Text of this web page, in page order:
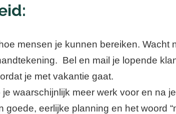
mensen je kunnen bereiken. Wacht
Bel en mail je lopende
je met vakantie gaat.
waarschijnlijk meer werk voor en na
eerlijke planning en het woord